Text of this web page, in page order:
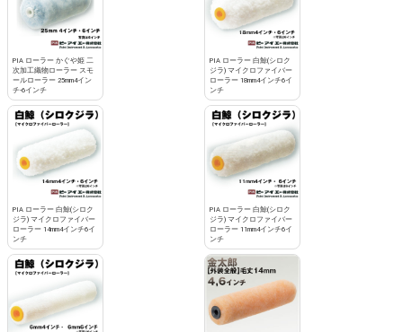
PIA ローラー かぐや姫 二
次加工織物ローラー スモ
ールローラー 25mm4イン
チ-6インチ
PIA ローラー 白鯨(シロク
ジラ) マイクロファイバー
ローラー 18mm4インチ6イ
ンチ
PIA ローラー 白鯨(シロク
ジラ) マイクロファイバー
ローラー 14mm4インチ6イ
ンチ
PIA ローラー 白鯨(シロク
ジラ) マイクロファイバー
ローラー 11mm4インチ6イ
ンチ